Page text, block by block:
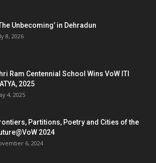
Unbecoming’ in Dehradun
8, 2026
Ram Centennial School Wins VoW ITI
2025
4, 2025
Partitions, Poetry and Cities of the
2024
6, 2024